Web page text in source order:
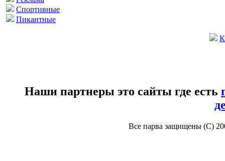
Спортивные
Пикантные
Наши партнеры это сайты где есть
Все парва защищены (С)